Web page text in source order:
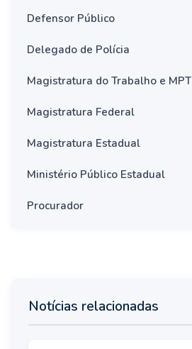
Defensor Público
Delegado de Polícia
Magistratura do Trabalho e MPT
Magistratura Federal
Magistratura Estadual
Ministério Público Estadual
Procurador
Notícias relacionadas